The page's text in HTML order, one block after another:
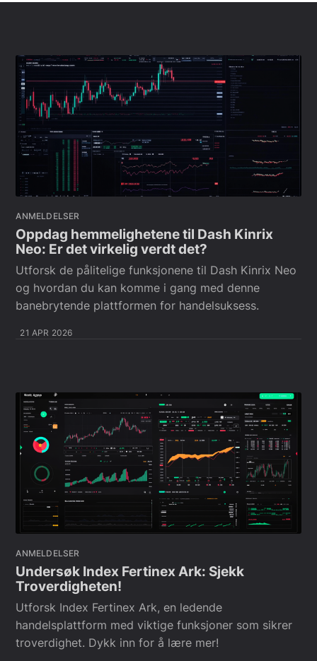
ANMELDELSER
Oppdag hemmelighetene til Dash Kinrix
Neo: Er det virkelig verdt det?
Utforsk de pålitelige funksjonene til Dash Kinrix Neo
og hvordan du kan komme i gang med denne
banebrytende plattformen for handelsuksess.
21 APR 2026
ANMELDELSER
Undersøk Index Fertinex Ark: Sjekk
Troverdigheten!
Utforsk Index Fertinex Ark, en ledende
handelsplattform med viktige funksjoner som sikrer
troverdighet. Dykk inn for å lære mer!